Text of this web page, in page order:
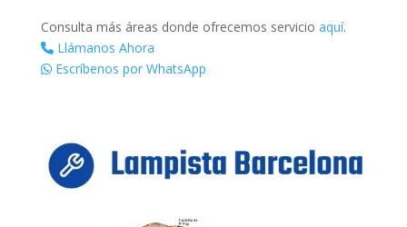
Consulta más áreas donde ofrecemos servicio aquí.
Llámanos Ahora
Escríbenos por WhatsApp